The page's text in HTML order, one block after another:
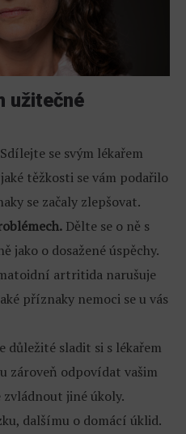
užitečné
Sdílejte se svým lékařem
těžkosti se vám podařilo
se začaly zlepšovat.
Dělte se o ně s
jako o dosažené úspěchy.
artritida narušuje
příznaky nemoci se u vás
důležité sladit si s lékařem
zároveň odpovídat vašim
zvládnout jiné úkoly.
dalšímu o domácí úklid.